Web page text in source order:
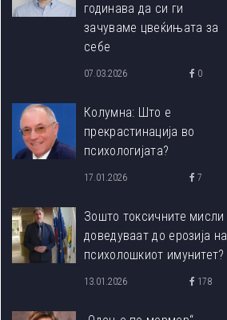
годинава да си ги
зачуваме цвеќињата за
себе
07.03.2026 0
Колумна: Што е
прекрастинација во
психологијата?
17.01.2026 7
Зошто токсичните мисли
доведуваат до ерозија на
психолошкиот имунитет?
13.01.2026 178